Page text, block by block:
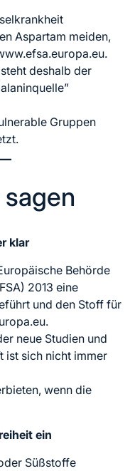
Aspartam meiden,
deshalb der
Gruppen
klar
Behörde
2013 eine
und den Stoff für
neue Studien und
ist sich nicht immer
wenn die
ein
Süßstoffe